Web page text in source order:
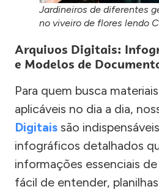
Jardineiros de diferentes
no viveiro de flores lendo
Arquivos Digitais:
e Modelos de
Para quem busca
aplicáveis no dia a dia,
Digitais são
infográficos detalhados
informações essenciais
fácil de entender,